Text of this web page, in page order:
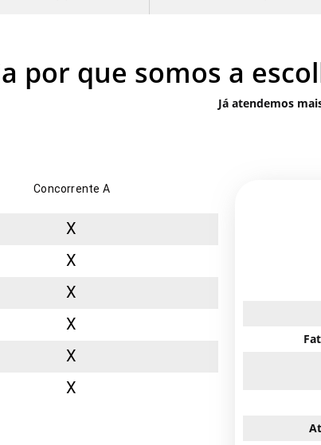
por que somos a
Já atendemos
Concorrente A
X
X
X
X
X
X